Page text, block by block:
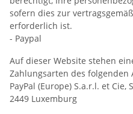
sofern dies zur
erforderlich ist.
- Paypal
Auf dieser Website stehen
Zahlungsarten des folgenden
PayPal (Europe) S.a.r.l. et Cie,
2449 Luxemburg